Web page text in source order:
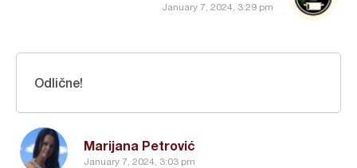
January 7, 2024, 3:29 pm
Marijana Petrović
January 7, 2024, 3:03 pm
Odlične!